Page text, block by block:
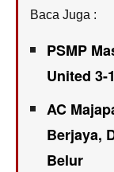
Baca Juga :
PSMP
United 3-
AC
Berjaya,
Belur